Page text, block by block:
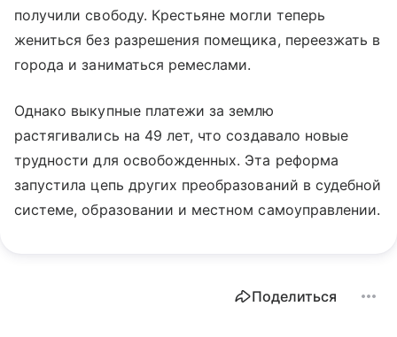
получили свободу. Крестьяне могли теперь
жениться без разрешения помещика, переезжать в
города и заниматься ремеслами.
Однако выкупные платежи за землю
растягивались на 49 лет, что создавало новые
трудности для освобожденных. Эта реформа
запустила цепь других преобразований в судебной
системе, образовании и местном самоуправлении.
Поделиться